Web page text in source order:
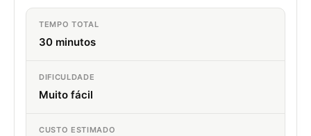
TEMPO TOTAL
30 minutos
DIFICULDADE
Muito fácil
CUSTO ESTIMADO